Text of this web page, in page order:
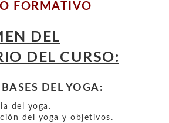
FORMATIVO
DEL
DEL CURSO:
DEL YOGA:
del yoga.
del yoga y objetivos.